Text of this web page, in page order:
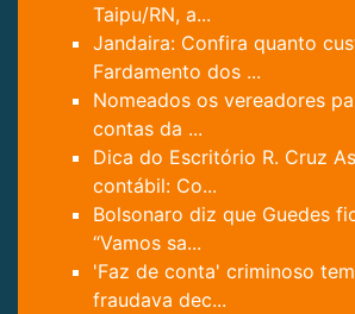
Taipu/RN, a...
Jandaira: Confira quanto
Fardamento dos ...
Nomeados os vereadores
contas da ...
Dica do Escritório R. Cruz
contábil: Co...
Bolsonaro diz que Guedes
“Vamos sa...
'Faz de conta' criminoso
fraudava dec...